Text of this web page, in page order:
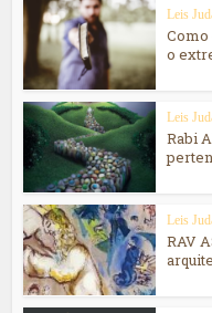
Leis
o
Leis
Rabi
Leis
RAV